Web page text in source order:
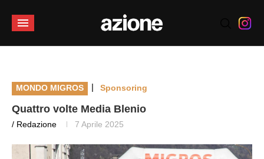
MONDO MIGROS | Sponsoring
Quattro volte Media Blenio
/ Redazione 7 Aprile 2025